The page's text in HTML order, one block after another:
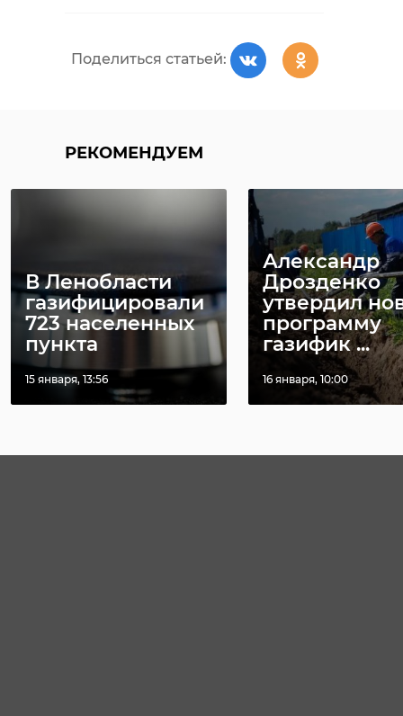
Поделиться статьей:
РЕКОМЕНДУЕМ
В Ленобласти
газифицировали
723 населенных
пункта
15 января, 13:56
Александр
Дрозденко
утвердил
программу
газифик ...
16 января, 10:00